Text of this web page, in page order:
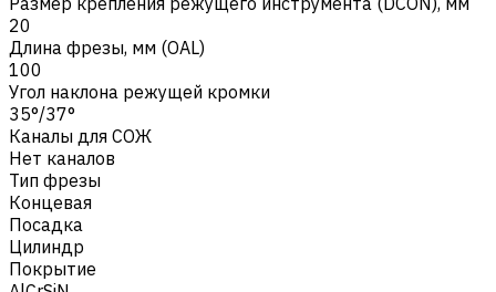
20
Длина фрезы, мм (OAL)
100
Угол наклона режущей кромки
35°/37°
Каналы для СОЖ
Нет каналов
Тип фрезы
Концевая
Посадка
Цилиндр
Покрытие